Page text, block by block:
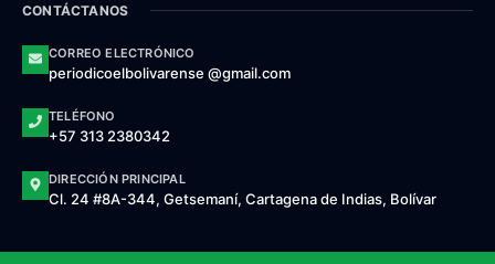
CONTÁCTANOS
CORREO ELECTRÓNICO
periodicoelbolivarense @gmail.com
TELÉFONO
+57 313 2380342
DIRECCIÓN PRINCIPAL
Cl. 24 #8A-344, Getsemaní, Cartagena de Indias, Bolívar